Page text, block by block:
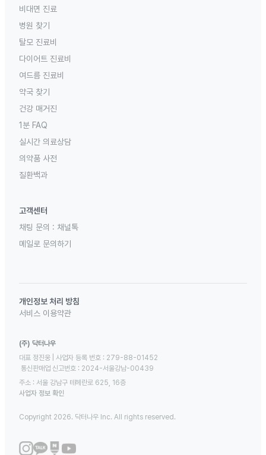
비대면 진료
병원 찾기
탈모 진료비
다이어트 진료비
여드름 진료비
약국 찾기
건강 매거진
1분 FAQ
실시간 의료상담
의약품 사전
질환백과
고객센터
채팅 문의 : 채널톡
메일로 문의하기
개인정보 처리 방침
서비스 이용약관
(주) 닥터나우
대표 정진웅 | 사업자 등록 번호 : 279-88-01452
통신판매업 신고번호 : 2024-서울강남-00439
주소 : 서울 강남구 테헤란로 625, 16층
사업자 정보 확인
Copyright 2026. 닥터나우 Inc. All rights reserved.